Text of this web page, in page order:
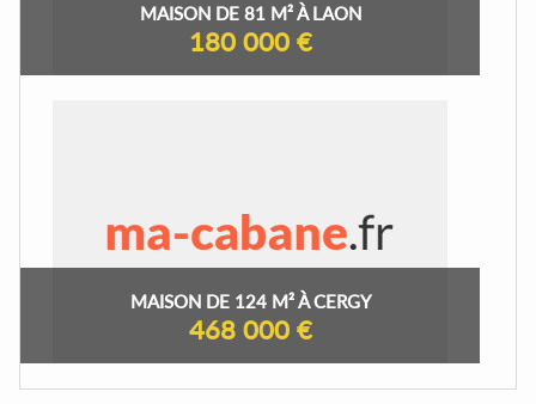
MAISON DE 81 M² À LAON
180 000 €
MAISON DE 124 M² À CERGY
468 000 €